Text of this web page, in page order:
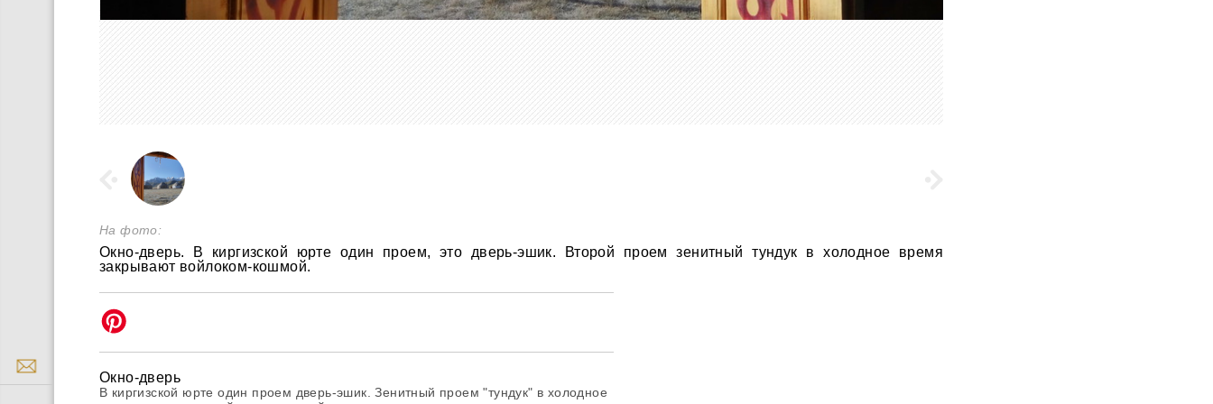
На фото:
Окно-дверь. В киргизской юрте один проем, это дверь-эшик. Второй проем зенитный тундук в холодное время
закрывают войлоком-кошмой.
Окно-дверь
В киргизской юрте один проем дверь-эшик. Зенитный проем "тундук" в холодное